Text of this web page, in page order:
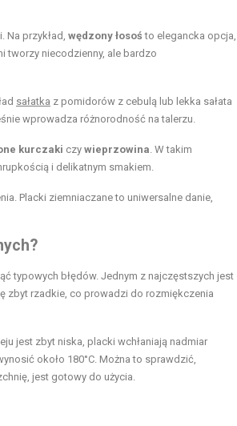
Na przykład, wędzony łosoś to elegancka opcja,
tworzy niecodzienny, ale bardzo
sałatka z pomidorów z cebulą lub lekka sałata
wprowadza różnorodność na talerzu.
kurczaki czy wieprzowina. W takim
i delikatnym smakiem.
Placki ziemniaczane to uniwersalne danie,
typowych błędów. Jednym z najczęstszych jest
zbyt rzadkie, co prowadzi do rozmiękczenia
jest zbyt niska, placki wchłaniają nadmiar
około 180°C. Można to sprawdzić,
jest gotowy do użycia.